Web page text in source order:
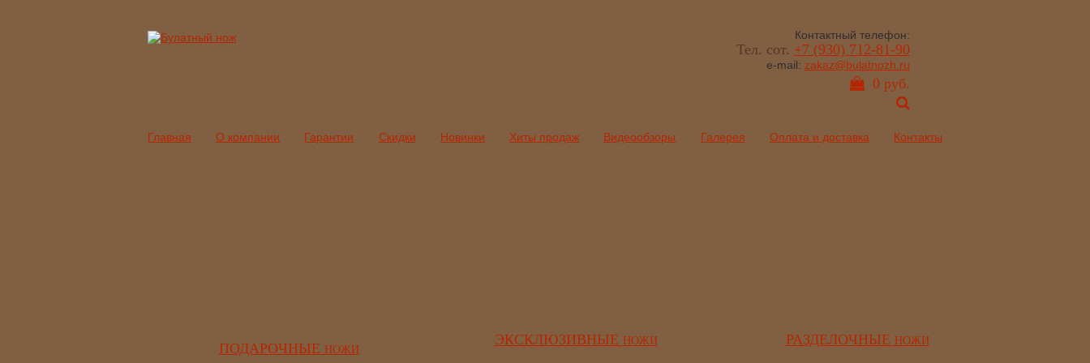
Контактный телефон:
Тел. сот. +7 (930) 712-81-90
e-mail: zakaz@bulatnozh.ru
0 руб.
Главная О компании Гарантии Скидки Новинки Хиты продаж Видеообзоры Галерея Оплата и доставка Контакты
ПОДАРОЧНЫЕ НОЖИ
ЭКСКЛЮЗИВНЫЕ НОЖИ РАЗДЕЛОЧНЫЕ НОЖИ